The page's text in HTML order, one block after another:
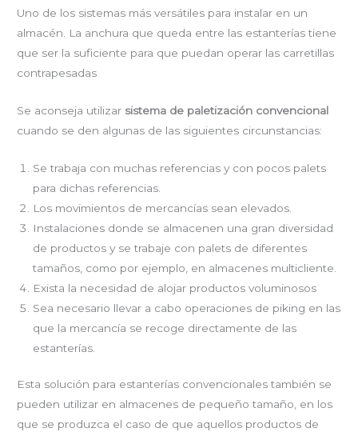
Uno de los sistemas más versátiles para instalar en un
almacén. La anchura que queda entre las estanterías tiene
que ser la suficiente para que puedan operar las carretillas
contrapesadas
Se aconseja utilizar sistema de paletización convencional
cuando se den algunas de las siguientes circunstancias:
Se trabaja con muchas referencias y con pocos palets
para dichas referencias.
Los movimientos de mercancías sean elevados.
Instalaciones donde se almacenen una gran diversidad
de productos y se trabaje con palets de diferentes
tamaños, como por ejemplo, en almacenes multicliente.
Exista la necesidad de alojar productos voluminosos
Sea necesario llevar a cabo operaciones de piking en las
que la mercancía se recoge directamente de las
estanterías.
Esta solución para estanterías convencionales también se
pueden utilizar en almacenes de pequeño tamaño, en los
que se produzca el caso de que aquellos productos de